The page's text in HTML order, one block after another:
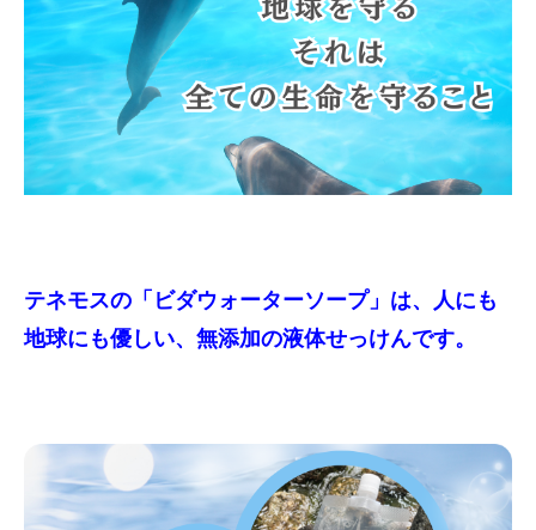
テネモスの「ビダウォーターソープ」は、人にも
地球にも優しい、無添加の液体せっけんです。